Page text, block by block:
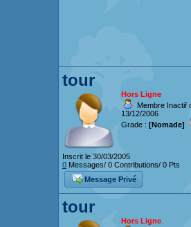
tour
Hors Ligne
Membre Inactif
13/12/2006
Grade : [Nomade]
Inscrit le 30/03/2005
0 Messages/ 0 Contributions/ 0 Pts
Message Privé
tour
Hors Ligne